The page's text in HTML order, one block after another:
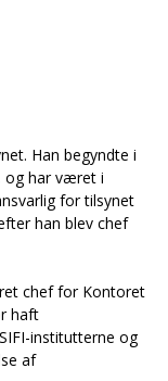
Han begyndte i
og har været i
for tilsynet
han blev chef
chef for Kontoret
haft
institutterne og
af